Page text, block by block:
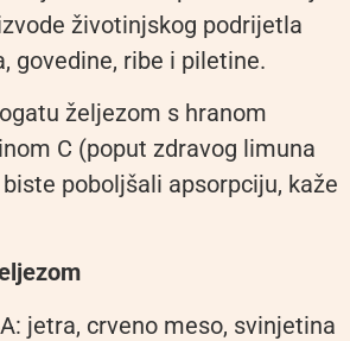
životinjskog podrijetla
govedine, ribe i piletine.
željezom s hranom
C (poput zdravog limuna
poboljšali apsorpciju, kaže
jetra, crveno meso, svinjetina